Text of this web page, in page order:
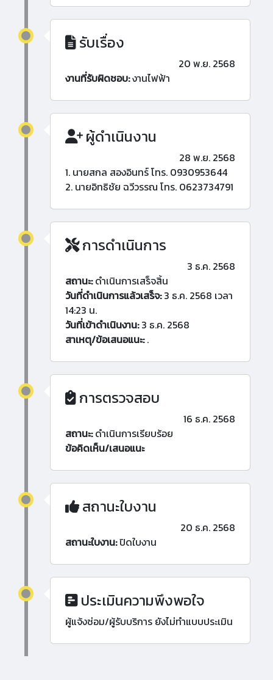
รับเรื่อง
20 พ.ย. 2568
งานที่รับผิดชอบ:งานไฟฟ้า
ผู้ดำเนินงาน
28 พ.ย. 2568
1. นายสกล สองอินทร์ โทร. 0930953644
2. นายอิทธิชัย ฉวีวรรณ โทร. 0623734791
การดำเนินการ
3 ธ.ค. 2568
สถานะ:ดำเนินการเสร็จสิ้น
วันที่ดำเนินการแล้วเสร็จ:3 ธ.ค. 2568 เวลา
14:23 น.
วันที่เข้าดำเนินงาน:3 ธ.ค. 2568
สาเหตุ/ข้อเสนอแนะ:.
การตรวจสอบ
16 ธ.ค. 2568
สถานะ:ดำเนินการเรียบร้อย
ข้อคิดเห็น/เสนอแนะ
สถานะใบงาน
20 ธ.ค. 2568
สถานะใบงาน:ปิดใบงาน
ประเมินความพึงพอใจ
ผู้แจ้งซ่อม/ผู้รับบริการ ยังไม่ทำแบบประเมิน